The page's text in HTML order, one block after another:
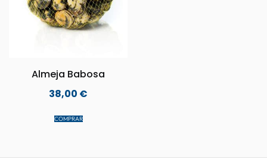
Almeja Babosa
38,00 €
COMPRAR